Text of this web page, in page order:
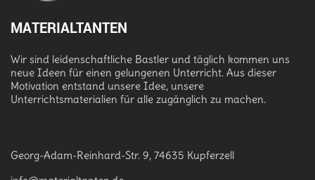
MATERIALTANTEN
Wir sind leidenschaftliche Bastler und täglich kommen uns
neue Ideen für einen gelungenen Unterricht. Aus dieser
Motivation entstand unsere Idee, unsere
Unterrichtsmaterialien für alle zugänglich zu machen.
Georg-Adam-Reinhard-Str. 9, 74635 Kupferzell